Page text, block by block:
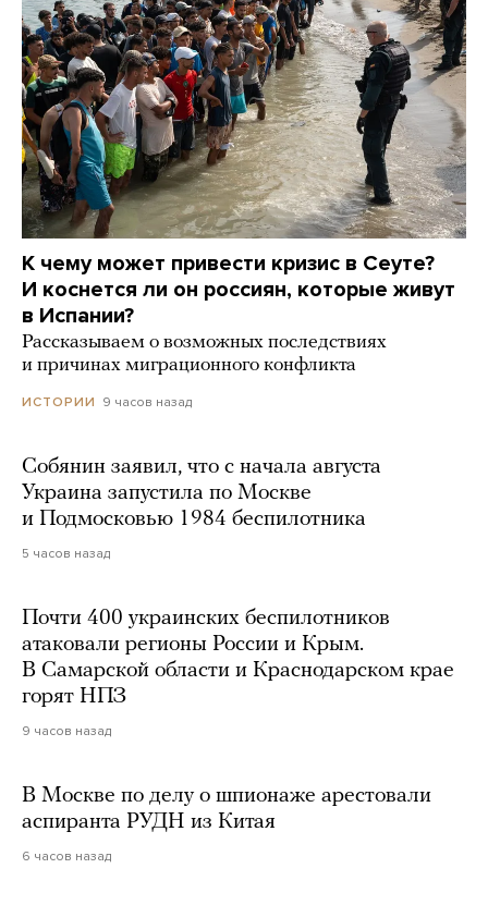
К чему может привести кризис в Сеуте?
И коснется ли он россиян, которые живут
в Испании?
Рассказываем о возможных последствиях
и причинах миграционного конфликта
ИСТОРИИ 9 часов назад
Собянин заявил, что с начала августа
Украина запустила по Москве
и Подмосковью 1984 беспилотника
5 часов назад
Почти 400 украинских беспилотников
атаковали регионы России и Крым.
В Самарской области и Краснодарском крае
горят НПЗ
9 часов назад
В Москве по делу о шпионаже арестовали
аспиранта РУДН из Китая
6 часов назад